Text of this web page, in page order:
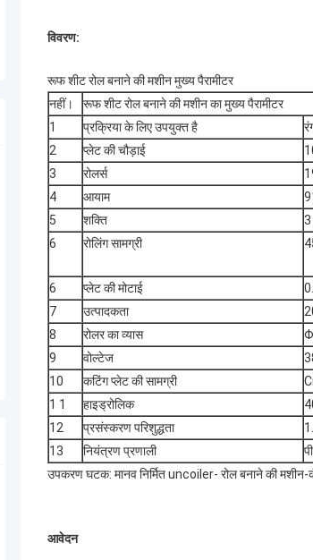
विवरण:
रूफ शीट रोल बनाने की मशीन मुख्य पैरामीटर
नहीं।
रूफ शीट रोल बनाने की मशीन का मुख्य पैरामीटर
1
प्रक्रिया के लिए उपयुक्त है
2
प्लेट की चौड़ाई
3
रोलर्स
4
आयाम
5
शक्ति
6
रोलिंग सामग्री
6 प्लेट की मोटाई
7
उत्पादकता
8
रोलर का व्यास
9
वोल्टेज
10
कटिंग प्लेट की सामग्री
1 1
हाइड्रोलिक
12
प्रसंस्करण परिशुद्धता
13
नियंत्रण प्रणाली
उपकरण घटक: मानव निर्मित uncoiler- रोल बनाने की
आवेदन